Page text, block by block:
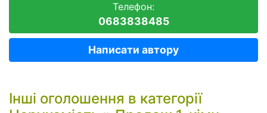
Телефон:
0683838485
Написати автору
Інші оголошення в категорії